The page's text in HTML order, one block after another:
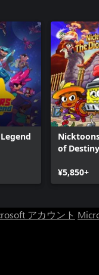
of Destiny
¥5,850+
アカウント